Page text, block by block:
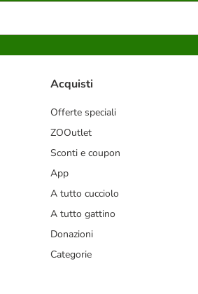
Acquisti
Offerte speciali
ZOOutlet
Sconti e coupon
App
A tutto cucciolo
A tutto gattino
Donazioni
Categorie